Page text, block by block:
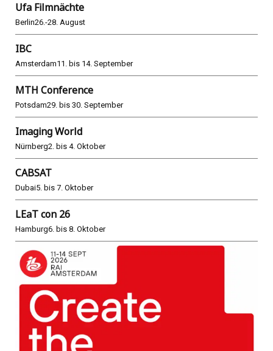
Ufa Filmnächte
Berlin26.-28. August
IBC
Amsterdam11. bis 14. September
MTH Conference
Potsdam29. bis 30. September
Imaging World
Nürnberg2. bis 4. Oktober
CABSAT
Dubai5. bis 7. Oktober
LEaT con 26
Hamburg6. bis 8. Oktober